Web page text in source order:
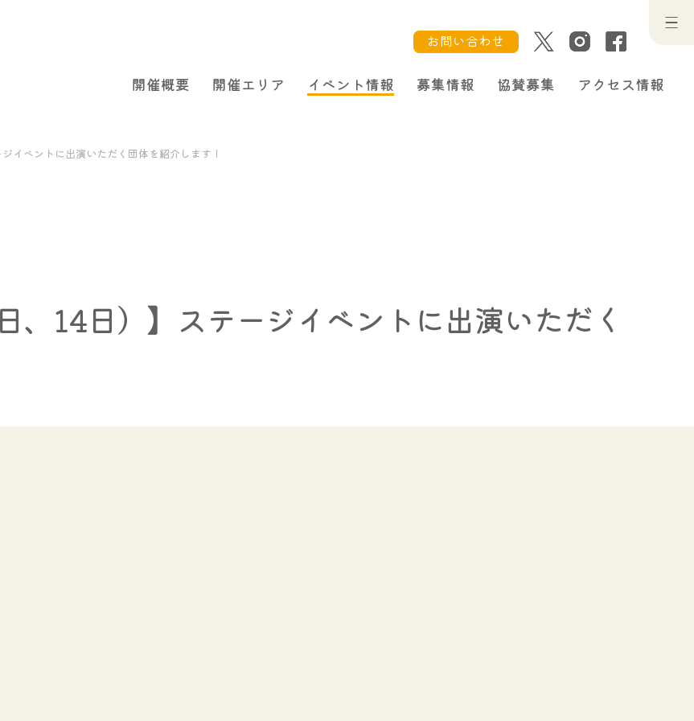
お問い合わせ
開催概要 開催エリア イベント情報 募集情報 協賛募集 アクセス情報
イベントに出演いただく団体を紹介します！
、14日）】ステージイベントに出演いただく